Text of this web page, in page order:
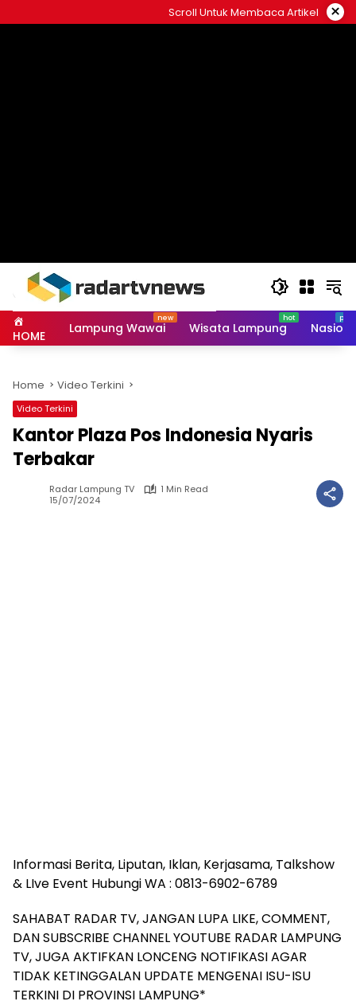
to
Scroll Untuk Membaca Artikel ×
HOME Lampung Wawai Wisata Lampung
Home Video Terkini
Video Terkini
Kantor Plaza Pos Indonesia Nyaris
Terbakar
Radar Lampung TV
1 Min Read
15/07/2024
Informasi Berita, Liputan, Iklan, Kerjasama, Talkshow
& LIve Event Hubungi WA : 0813-6902-6789
SAHABAT RADAR TV, JANGAN LUPA LIKE, COMMENT,
DAN SUBSCRIBE CHANNEL YOUTUBE RADAR LAMPUNG
TV, JUGA AKTIFKAN LONCENG NOTIFIKASI AGAR
TIDAK KETINGGALAN UPDATE MENGENAI ISU-ISU
TERKINI DI PROVINSI LAMPUNG*